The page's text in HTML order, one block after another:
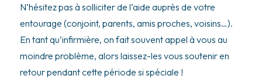
N’hésitez pas à solliciter de l’aide auprès de votre
entourage (conjoint, parents, amis proches, voisins…).
En tant qu’infirmière, on fait souvent appel à vous au
moindre problème, alors laissez-les vous soutenir en
retour pendant cette période si spéciale !